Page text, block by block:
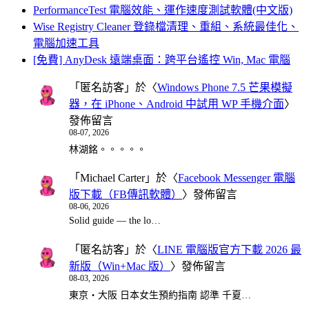
PerformanceTest 電腦效能、運作速度測試軟體(中文版)
Wise Registry Cleaner 登錄檔清理、重組、系統最佳化、
電腦加速工具
[免費] AnyDesk 遠端桌面：跨平台遙控 Win, Mac 電腦
「 匿名訪客 」於〈Windows Phone 7.5 芒果模擬
器，在 iPhone、Android 中試用 WP 手機介面〉
發佈留言
08-07, 2026
林湖銘。。。。。
「 Michael Carter」於〈Facebook Messenger 電腦
版下載（FB傳訊軟體） 〉發佈留言
08-06, 2026
Solid guide — the lo…
「 匿名訪客 」於〈LINE 電腦版官方下載 2026 最
新版（Win+Mac 版） 〉發佈留言
08-03, 2026
東京・大阪 日本女生預約指南 認準 千夏…